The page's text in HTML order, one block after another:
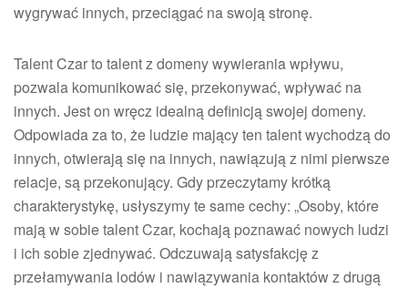
wygrywać innych, przeciągać na swoją stronę.
Talent Czar to talent z domeny wywierania wpływu,
pozwala komunikować się, przekonywać, wpływać na
innych. Jest on wręcz idealną definicją swojej domeny.
Odpowiada za to, że ludzie mający ten talent wychodzą do
innych, otwierają się na innych, nawiązują z nimi pierwsze
relacje, są przekonujący. Gdy przeczytamy krótką
charakterystykę, usłyszymy te same cechy: „Osoby, które
mają w sobie talent Czar, kochają poznawać nowych ludzi
i ich sobie zjednywać. Odczuwają satysfakcję z
przełamywania lodów i nawiązywania kontaktów z drugą